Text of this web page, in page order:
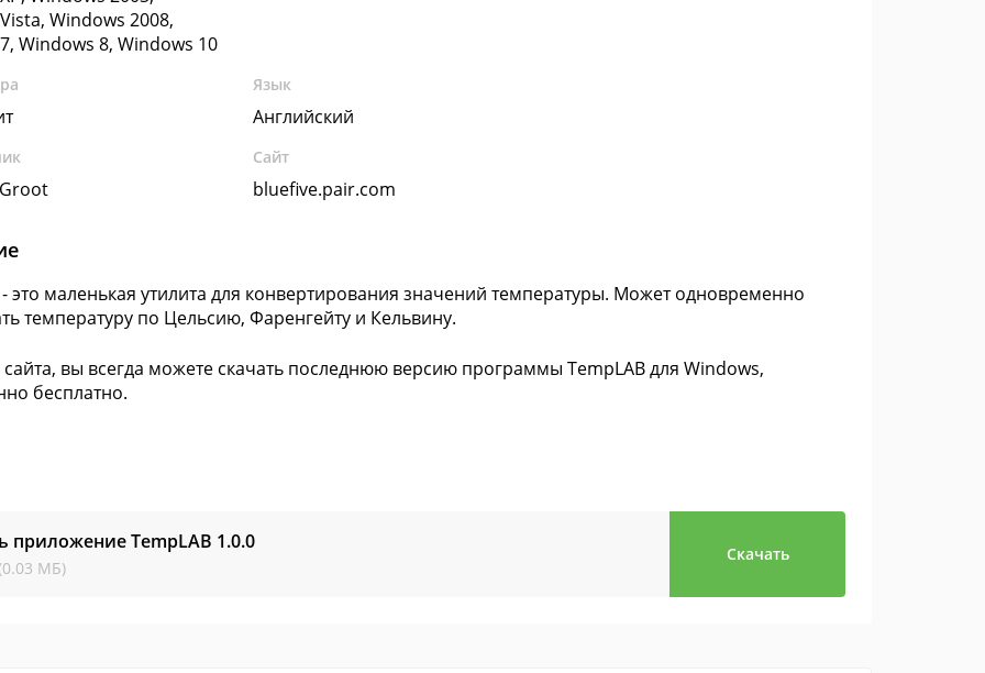
Windows 2008,
Windows 8, Windows 10
Язык
Английский
Сайт
bluefive.pair.com
- это маленькая утилита для конвертирования значений температуры. Может одновременно
температуру по Цельсию, Фаренгейту и Кельвину.
вы всегда можете скачать последнюю версию программы TempLAB для Windows,
бесплатно.
приложение TempLAB 1.0.0
МБ)
Скачать